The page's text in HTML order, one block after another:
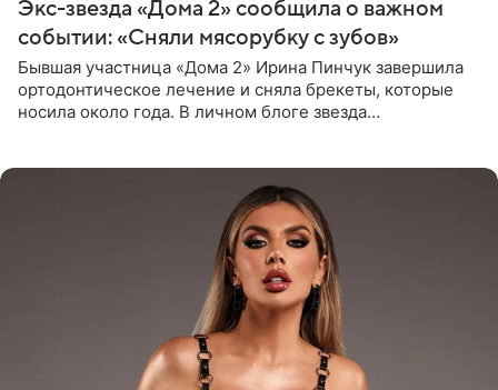
Экс-звезда «Дома 2» сообщила о важном
событии: «Сняли мясорубку с зубов»
Бывшая участница «Дома 2» Ирина Пинчук завершила
ортодонтическое лечение и сняла брекеты, которые
носила около года. В личном блоге звезда